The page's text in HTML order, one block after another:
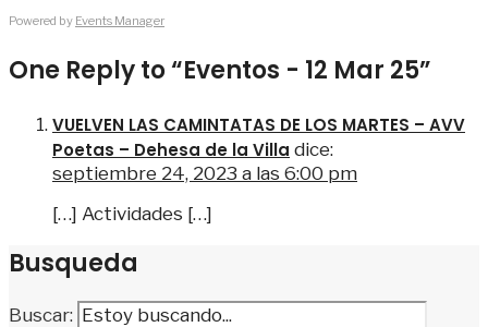
Powered by Events Manager
One Reply to “Eventos - 12 Mar 25”
VUELVEN LAS CAMINTATAS DE LOS MARTES – AVV
Poetas – Dehesa de la Villa dice:
septiembre 24, 2023 a las 6:00 pm
[…] Actividades […]
Busqueda
Buscar: